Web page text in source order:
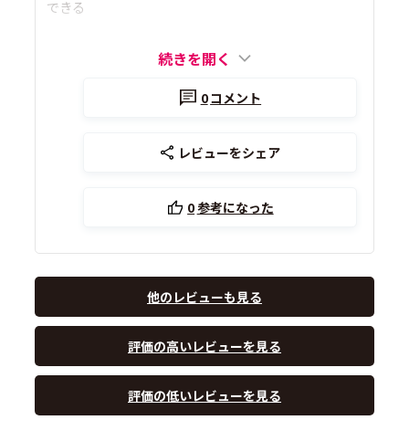
できる
続きを開く
0コメント
レビューをシェア
0参考になった
他のレビューも見る
評価の高いレビューを見る
評価の低いレビューを見る